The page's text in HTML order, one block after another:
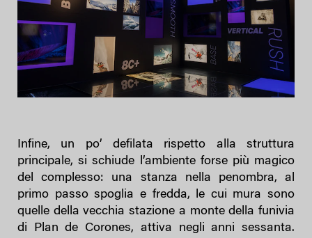
Infine, un po’ defilata rispetto alla struttura
principale, si schiude l’ambiente forse più magico
del complesso: una stanza nella penombra, al
primo passo spoglia e fredda, le cui mura sono
quelle della vecchia stazione a monte della funivia
di Plan de Corones, attiva negli anni sessanta.